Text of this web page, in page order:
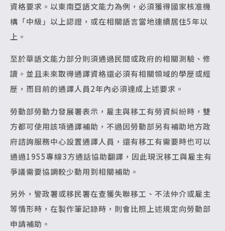
資格要求。以東南亞語文能力為例，必須獲得國家核准機
構「中級」以上認證，或在相關語言當地連續居住5年以
上。
至於華語文能力部分則須通過民間或政府的相關測驗、修
讀。並且未來取得通譯資格還必須有相關領域的學歷或經
歷，而目前的通譯人員2年內必須達成上述要求。
勞動部勞動力發展署表示，雇主與移工有勞資糾紛時，雙
方都可使用該項通譯補助，不過因勞動部另有補助地方政
府諮詢服務中心設置通譯人員，還有移工有需要時也可以
通過1955專線3方通話協助翻譯，因此現況移工與雇主有
爭議需要協調較少動用到相關補助。
另外，警政署或移民署在查獲失聯移工、不法仲介或雇主
等情形時，在製作筆記錄時，則會比照上述規定向勞動部
申請補助。